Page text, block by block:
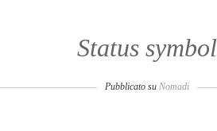
Status symbol
Pubblicato su Nomadi